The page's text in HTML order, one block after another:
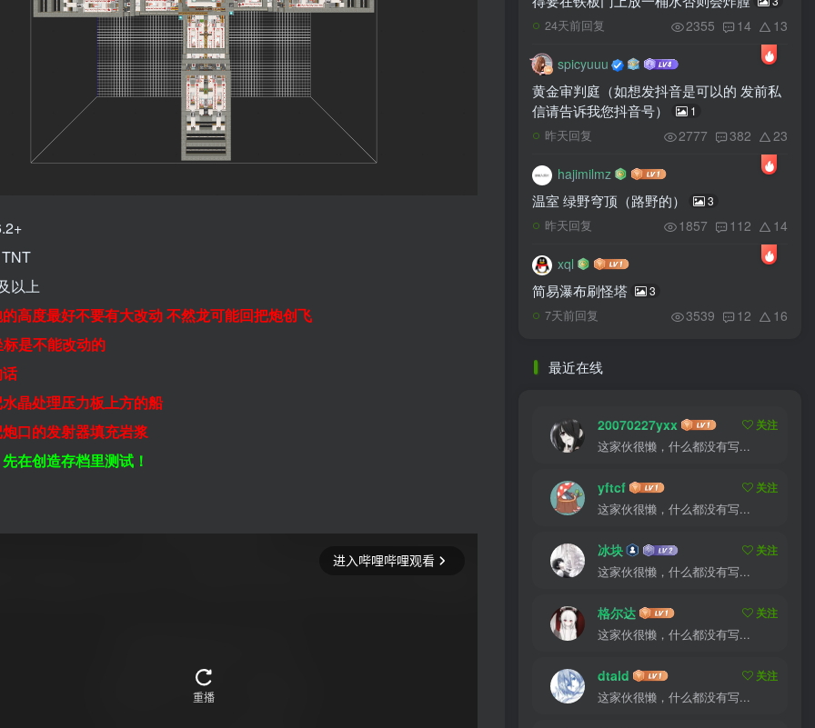
以上
高度最好不要有大改动 不然龙可能回把炮创飞
是不能改动的
晶处理压力板上方的船
口的发射器填充岩浆
在创造存档里测试！
24天前回复 2355 14 13
spicyuuu
黄金审判庭（如想发抖音是可以的 发前私
信请告诉我您抖音号）
1
昨天回复 2777 382 23
hajimilmz
温室 绿野穹顶（路野的） 3
昨天回复 1857 112 14
xql
简易瀑布刷怪塔 3
7天前回复 3539 12 16
最近在线
20070227yxx
关注
这家伙很懒，什么都没有写...
yftcf
关注
这家伙很懒，什么都没有写...
冰块
关注
这家伙很懒，什么都没有写...
格尔达
关注
这家伙很懒，什么都没有写...
dtald
关注
这家伙很懒，什么都没有写...